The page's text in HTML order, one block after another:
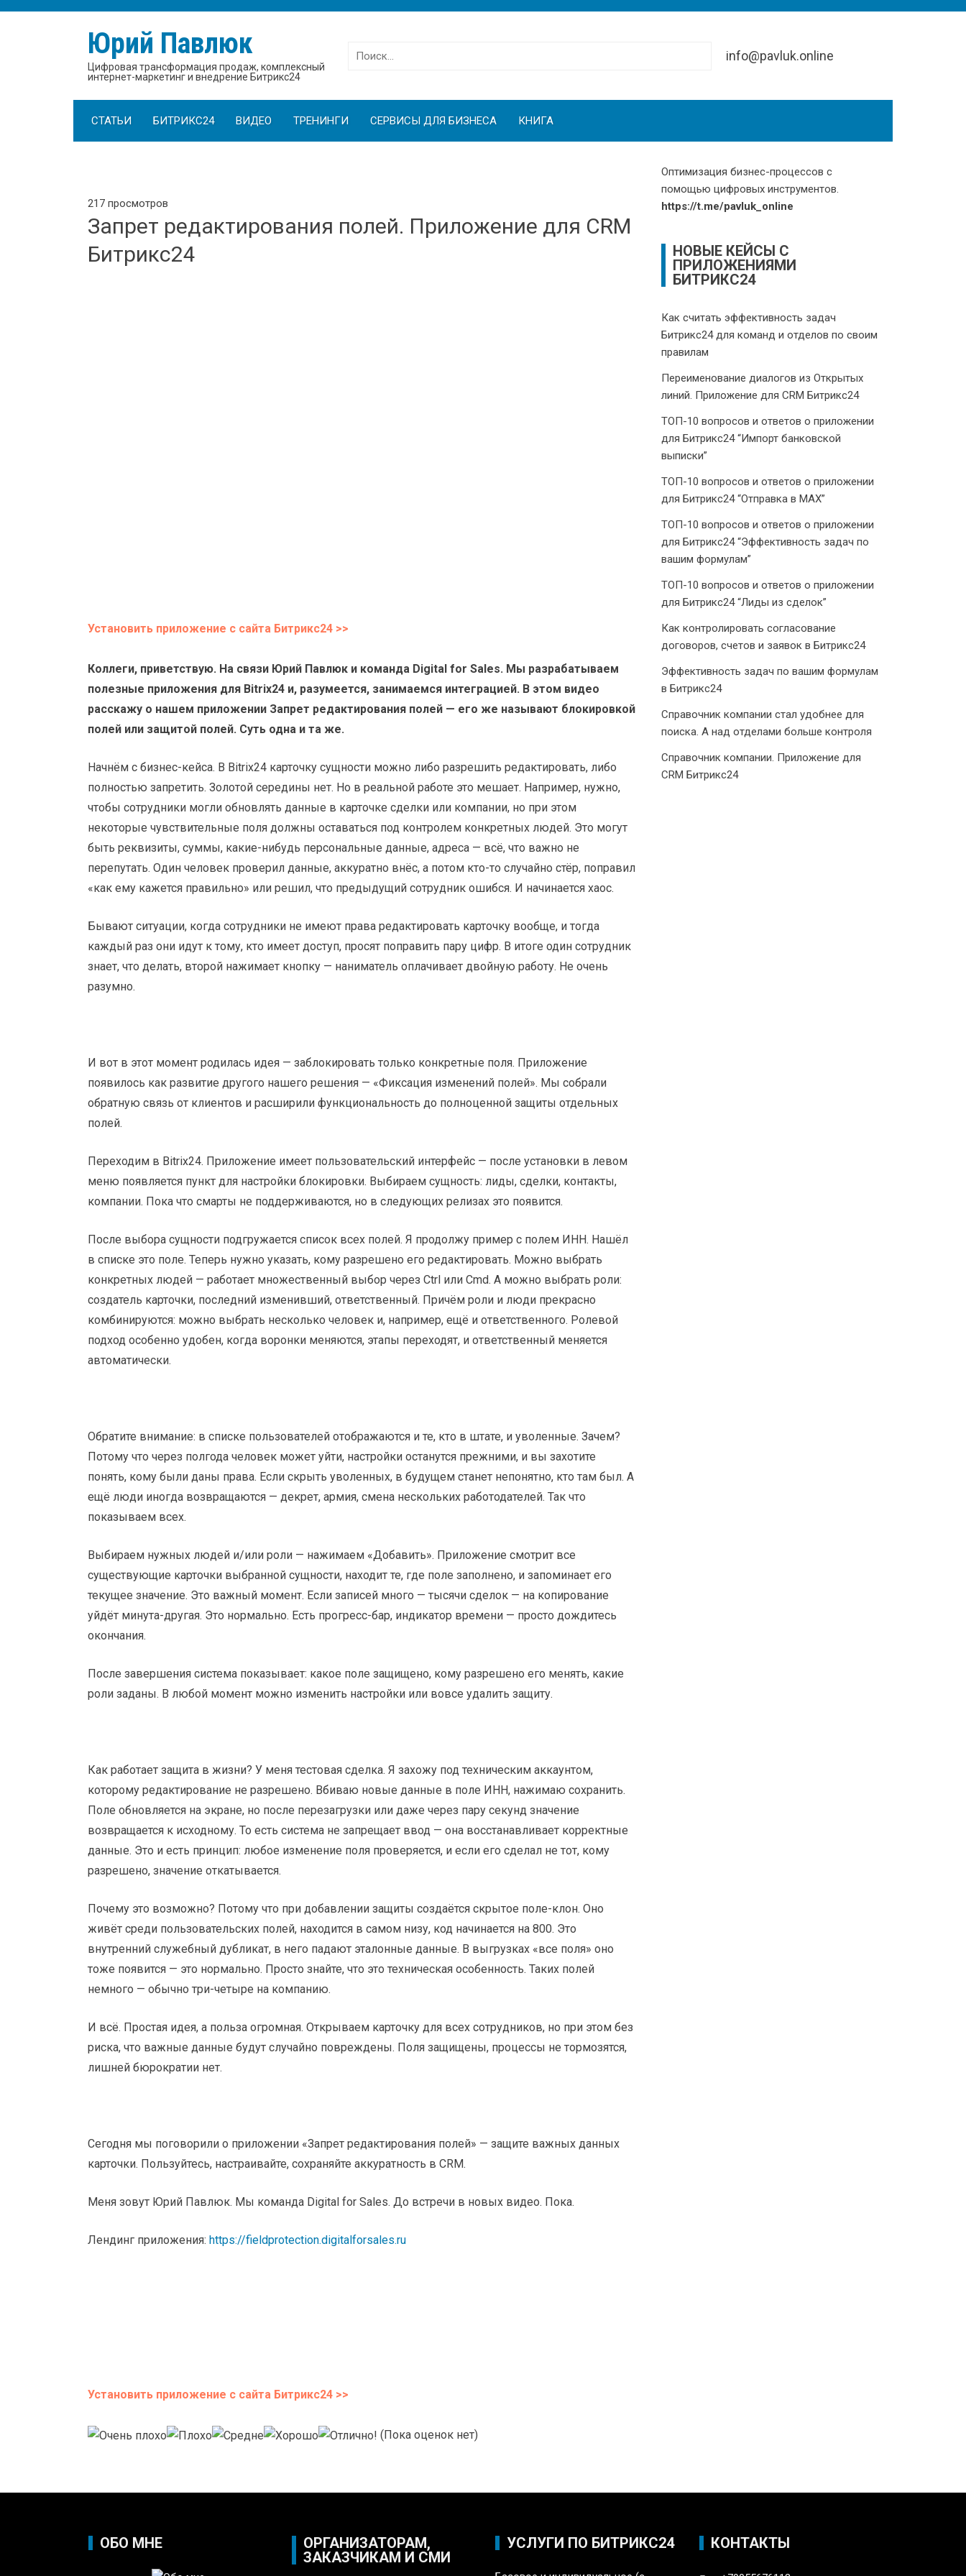
Юрий Павлюк
Цифровая трансформация продаж, комплексный
интернет-маркетинг и внедрение Битрикс24
Найти: info@pavluk.online
СТАТЬИ БИТРИКС24 ВИДЕО ТРЕНИНГИ СЕРВИСЫ ДЛЯ БИЗНЕСА КНИГА
217 просмотров
Запрет редактирования полей. Приложение для CRM
Битрикс24
Установить приложение с сайта Битрикс24 >>
Коллеги, приветствую. На связи Юрий Павлюк и команда Digital for Sales. Мы разрабатываем
полезные приложения для Bitrix24 и, разумеется, занимаемся интеграцией. В этом видео
расскажу о нашем приложении Запрет редактирования полей — его же называют блокировкой
полей или защитой полей. Суть одна и та же.
Начнём с бизнес-кейса. В Bitrix24 карточку сущности можно либо разрешить редактировать, либо
полностью запретить. Золотой середины нет. Но в реальной работе это мешает. Например, нужно,
чтобы сотрудники могли обновлять данные в карточке сделки или компании, но при этом
некоторые чувствительные поля должны оставаться под контролем конкретных людей. Это могут
быть реквизиты, суммы, какие-нибудь персональные данные, адреса — всё, что важно не
перепутать. Один человек проверил данные, аккуратно внёс, а потом кто-то случайно стёр, поправил
«как ему кажется правильно» или решил, что предыдущий сотрудник ошибся. И начинается хаос.
Бывают ситуации, когда сотрудники не имеют права редактировать карточку вообще, и тогда
каждый раз они идут к тому, кто имеет доступ, просят поправить пару цифр. В итоге один сотрудник
знает, что делать, второй нажимает кнопку — наниматель оплачивает двойную работу. Не очень
разумно.
И вот в этот момент родилась идея — заблокировать только конкретные поля. Приложение
появилось как развитие другого нашего решения — «Фиксация изменений полей». Мы собрали
обратную связь от клиентов и расширили функциональность до полноценной защиты отдельных
полей.
Переходим в Bitrix24. Приложение имеет пользовательский интерфейс — после установки в левом
меню появляется пункт для настройки блокировки. Выбираем сущность: лиды, сделки, контакты,
компании. Пока что смарты не поддерживаются, но в следующих релизах это появится.
После выбора сущности подгружается список всех полей. Я продолжу пример с полем ИНН. Нашёл
в списке это поле. Теперь нужно указать, кому разрешено его редактировать. Можно выбрать
конкретных людей — работает множественный выбор через Ctrl или Cmd. А можно выбрать роли:
создатель карточки, последний изменивший, ответственный. Причём роли и люди прекрасно
комбинируются: можно выбрать несколько человек и, например, ещё и ответственного. Ролевой
подход особенно удобен, когда воронки меняются, этапы переходят, и ответственный меняется
автоматически.
Обратите внимание: в списке пользователей отображаются и те, кто в штате, и уволенные. Зачем?
Потому что через полгода человек может уйти, настройки останутся прежними, и вы захотите
понять, кому были даны права. Если скрыть уволенных, в будущем станет непонятно, кто там был. А
ещё люди иногда возвращаются — декрет, армия, смена нескольких работодателей. Так что
показываем всех.
Выбираем нужных людей и/или роли — нажимаем «Добавить». Приложение смотрит все
существующие карточки выбранной сущности, находит те, где поле заполнено, и запоминает его
текущее значение. Это важный момент. Если записей много — тысячи сделок — на копирование
уйдёт минута-другая. Это нормально. Есть прогресс-бар, индикатор времени — просто дождитесь
окончания.
После завершения система показывает: какое поле защищено, кому разрешено его менять, какие
роли заданы. В любой момент можно изменить настройки или вовсе удалить защиту.
Как работает защита в жизни? У меня тестовая сделка. Я захожу под техническим аккаунтом,
которому редактирование не разрешено. Вбиваю новые данные в поле ИНН, нажимаю сохранить.
Поле обновляется на экране, но после перезагрузки или даже через пару секунд значение
возвращается к исходному. То есть система не запрещает ввод — она восстанавливает корректные
данные. Это и есть принцип: любое изменение поля проверяется, и если его сделал не тот, кому
разрешено, значение откатывается.
Почему это возможно? Потому что при добавлении защиты создаётся скрытое поле-клон. Оно
живёт среди пользовательских полей, находится в самом низу, код начинается на 800. Это
внутренний служебный дубликат, в него падают эталонные данные. В выгрузках «все поля» оно
тоже появится — это нормально. Просто знайте, что это техническая особенность. Таких полей
немного — обычно три-четыре на компанию.
И всё. Простая идея, а польза огромная. Открываем карточку для всех сотрудников, но при этом без
риска, что важные данные будут случайно повреждены. Поля защищены, процессы не тормозятся,
лишней бюрократии нет.
Сегодня мы поговорили о приложении «Запрет редактирования полей» — защите важных данных
карточки. Пользуйтесь, настраивайте, сохраняйте аккуратность в CRM.
Меня зовут Юрий Павлюк. Мы команда Digital for Sales. До встречи в новых видео. Пока.
Лендинг приложения: https://fieldprotection.digitalforsales.ru
Установить приложение с сайта Битрикс24 >>
(Пока оценок нет)
Оптимизация бизнес-процессов с
помощью цифровых инструментов.
https://t.me/pavluk_online
НОВЫЕ КЕЙСЫ С
ПРИЛОЖЕНИЯМИ
БИТРИКС24
Как считать эффективность задач
Битрикс24 для команд и отделов по своим
правилам
Переименование диалогов из Открытых
линий. Приложение для CRM Битрикс24
ТОП-10 вопросов и ответов о приложении
для Битрикс24 “Импорт банковской
выписки”
ТОП-10 вопросов и ответов о приложении
для Битрикс24 “Отправка в МАХ”
ТОП-10 вопросов и ответов о приложении
для Битрикс24 “Эффективность задач по
вашим формулам”
ТОП-10 вопросов и ответов о приложении
для Битрикс24 “Лиды из сделок”
Как контролировать согласование
договоров, счетов и заявок в Битрикс24
Эффективность задач по вашим формулам
в Битрикс24
Справочник компании стал удобнее для
поиска. А над отделами больше контроля
Справочник компании. Приложение для
CRM Битрикс24
ОБО МНЕ
ОРГАНИЗАТОРАМ,
ЗАКАЗЧИКАМ И СМИ
УСЛУГИ ПО БИТРИКС24 КОНТАКТЫ